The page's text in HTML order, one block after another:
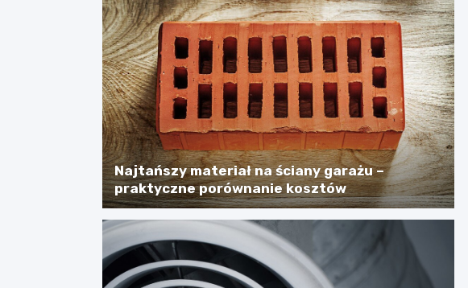
Najtańszy materiał na ściany garażu –
praktyczne porównanie kosztów